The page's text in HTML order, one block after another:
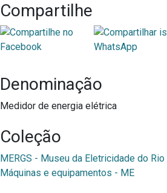
Compartilhe
Denominação
Medidor de energia elétrica
Coleção
MERGS - Museu da Eletricidade do Rio
Máquinas e equipamentos - ME